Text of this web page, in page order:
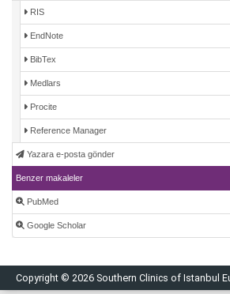
RIS
EndNote
BibTex
Medlars
Procite
Reference Manager
Yazara e-posta gönder
Benzer makaleler
PubMed
Google Scholar
Copyright © 2026 Southern Clinics of Istanbul